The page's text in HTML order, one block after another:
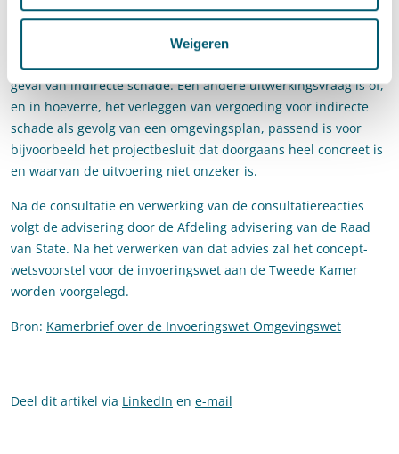
Weigeren
indirecte schade wordt vergoed, wordt er ook gekeken naar
een oplossing hiervoor. Een voorbeeld daarvan zou zijn het
niet tegenwerpen van voorzienbaarheid tijdens de koop in het
geval van indirecte schade. Een andere uitwerkingsvraag is of,
en in hoeverre, het verleggen van vergoeding voor indirecte
schade als gevolg van een omgevingsplan, passend is voor
bijvoorbeeld het projectbesluit dat doorgaans heel concreet is
en waarvan de uitvoering niet onzeker is.
Na de consultatie en verwerking van de consultatiereacties
volgt de advisering door de Afdeling advisering van de Raad
van State. Na het verwerken van dat advies zal het concept-
wetsvoorstel voor de invoeringswet aan de Tweede Kamer
worden voorgelegd.
Bron: Kamerbrief over de Invoeringswet Omgevingswet
Deel dit artikel via LinkedIn en e-mail